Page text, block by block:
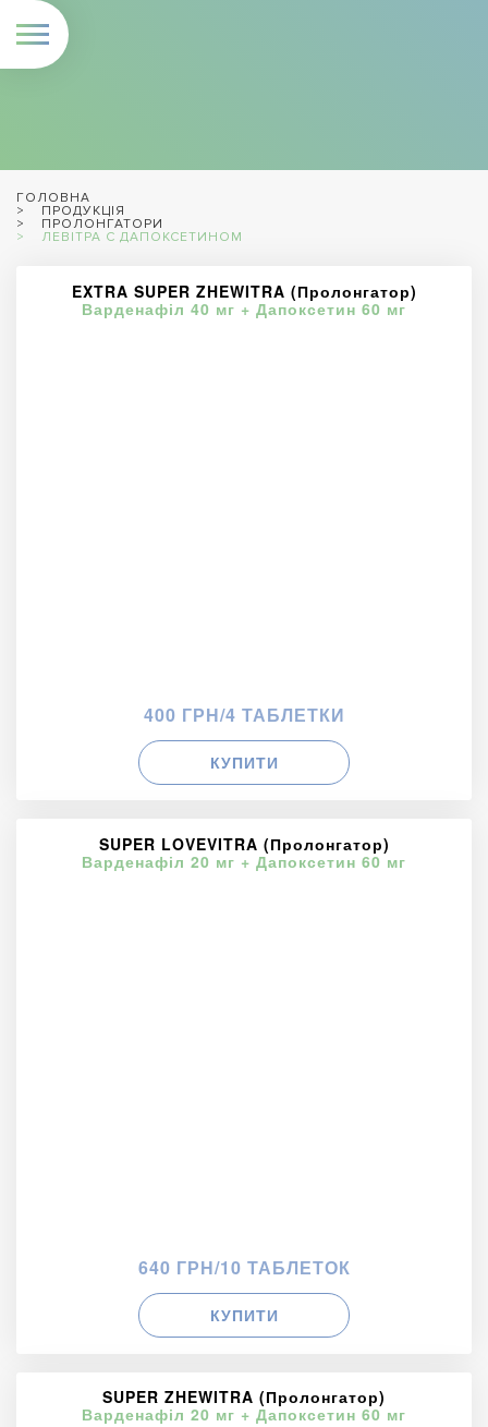
ГОЛОВНА
ПРОДУКЦІЯ
ПРОЛОНГАТОРИ
ЛЕВІТРА С ДАПОКСЕТИНОМ
EXTRA SUPER ZHEWITRA (Пролонгатор)
Варденафіл 40 мг + Дапоксетин 60 мг
400 ГРН/4 ТАБЛЕТКИ
КУПИТИ
SUPER LOVEVITRA (Пролонгатор)
Варденафіл 20 мг + Дапоксетин 60 мг
640 ГРН/10 ТАБЛЕТОК
КУПИТИ
SUPER ZHEWITRA (Пролонгатор)
Варденафіл 20 мг + Дапоксетин 60 мг